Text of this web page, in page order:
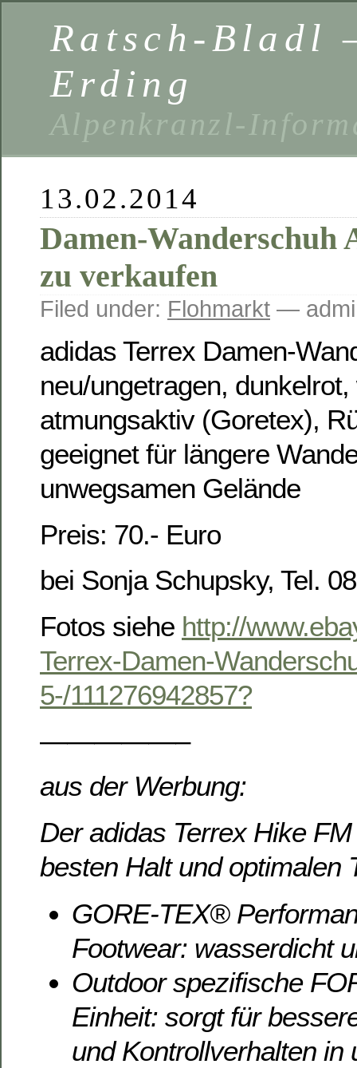
Ratsch-Bladl
Erding
Alpenkranzl-
13.02.2014
Damen-Wanderschuh
zu verkaufen
Filed under: Flohmarkt —
adidas Terrex Damen-
neu/ungetragen,
atmungsaktiv (Goretex),
geeignet für längere
unwegsamen Gelände
Preis: 70.- Euro
bei Sonja Schupsky, Tel.
Fotos siehe http://
Terrex-Damen-
5-/111276942857?
—————–
aus der Werbung:
Der adidas Terrex Hike
besten Halt und optimalen
GORE-TEX®
Footwear: wasserdicht
Outdoor spezifische
Einheit: sorgt für
und Kontrollverhalten in